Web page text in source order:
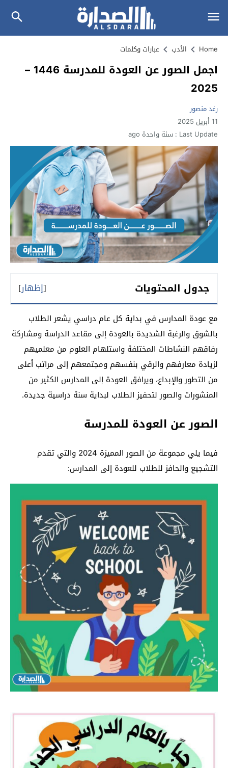
Home الأدب عبارات وكلمات
اجمل الصور عن العودة للمدرسة 1446 –
2025
رغد منصور
11 أبريل 2025
Last Update : سنة واحدة ago
جدول المحتويات [إظهار]
مع عودة المدارس في بداية كل عام دراسي يشعر الطلاب
بالشوق والرغبة الشديدة بالعودة إلى مقاعد الدراسة ومشاركة
رفاقهم النشاطات المختلفة واستلهام العلوم من معلميهم
لزيادة معارفهم والرقي بنفسهم ومجتمعهم إلى مراتب أعلى
من التطور والإبداع، ويرافق العودة إلى المدارس الكثير من
المنشورات والصور لتحفيز الطلاب لبداية سنة دراسية جديدة.
الصور عن العودة للمدرسة
فيما يلي مجموعة من الصور المميزة 2024 والتي تقدم
التشجيع والحافز للطلاب للعودة إلى المدارس: